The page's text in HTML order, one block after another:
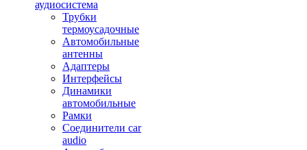
аудиосистема
Трубки
термоусадочные
Автомобильные
антенны
Адаптеры
Интерфейсы
Динамики
автомобильные
Рамки
Соединители car
audio